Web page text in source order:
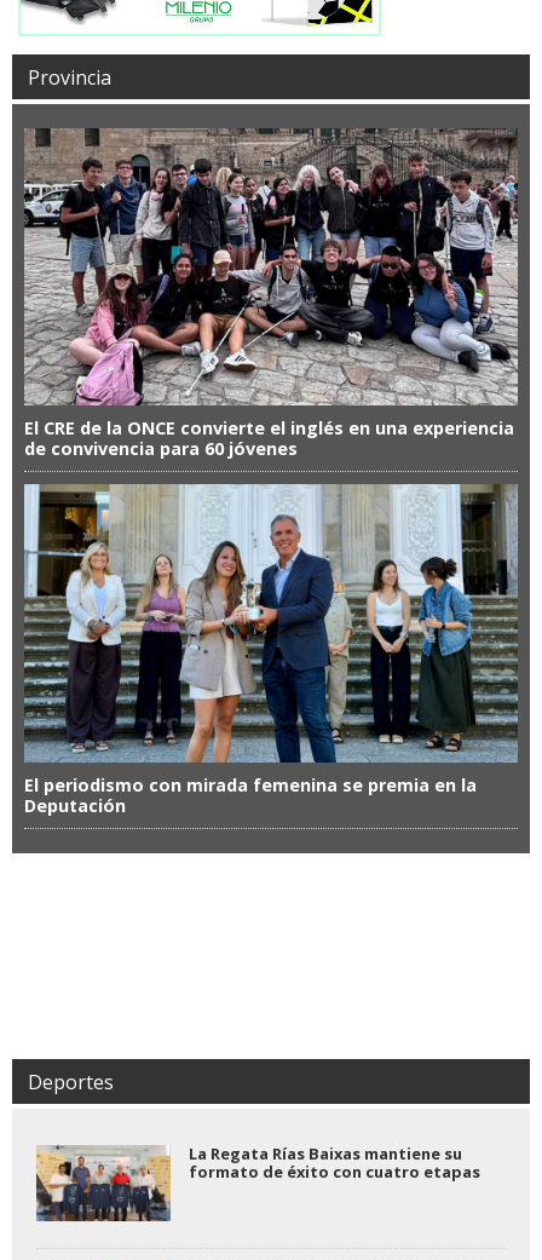
Provincia
El CRE de la ONCE convierte el inglés en una experiencia
de convivencia para 60 jóvenes
El periodismo con mirada femenina se premia en la
Deputación
Deportes
La Regata Rías Baixas mantiene su
formato de éxito con cuatro etapas